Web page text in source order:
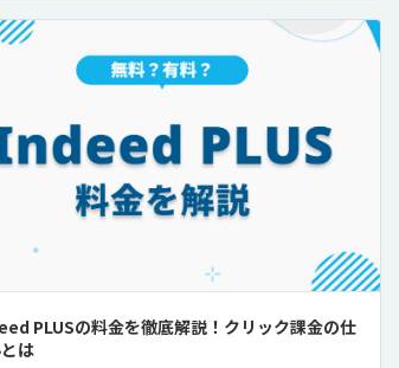
PLUSの料金を徹底解説！クリック課金の仕
は